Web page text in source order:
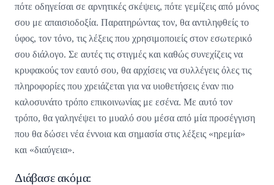
πότε οδηγείσαι σε αρνητικές σκέψεις, πότε γεμίζεις από μόνος
σου με απαισιοδοξία. Παρατηρώντας τον, θα αντιληφθείς το
ύφος, τον τόνο, τις λέξεις που χρησιμοποιείς στον εσωτερικό
σου διάλογο. Σε αυτές τις στιγμές και καθώς συνεχίζεις να
κρυφακούς τον εαυτό σου, θα αρχίσεις να συλλέγεις όλες τις
πληροφορίες που χρειάζεται για να υιοθετήσεις έναν πιο
καλοσυνάτο τρόπο επικοινωνίας με εσένα. Με αυτό τον
τρόπο, θα γαληνέψει το μυαλό σου μέσα από μία προσέγγιση
που θα δώσει νέα έννοια και σημασία στις λέξεις «ηρεμία»
και «διαύγεια».
Διάβασε ακόμα: